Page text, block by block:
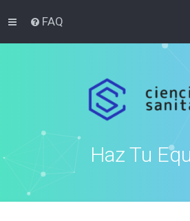
FAQ
Haz Tu